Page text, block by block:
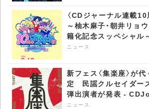
〈CDジャーナル連載
～柚木麻子・朝井リョ
籍化記念スッペシャル
CDJournal ニュース
ニュース
新フェス〈集楽座〉が
定 民謡クルセイダー
弾出演者が発表 -
ニュース